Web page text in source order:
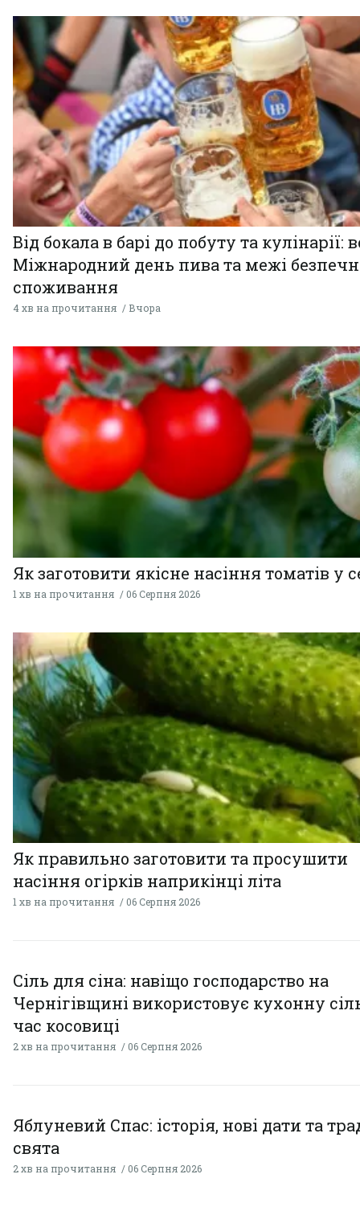
Від бокала в барі до побуту та кулінарії:
Міжнародний день пива та межі
споживання
4 хв на прочитання Вчора
Як заготовити якісне насіння томатів у
1 хв на прочитання 06 Серпня 2026
Як правильно заготовити та просушити
насіння огірків наприкінці літа
1 хв на прочитання 06 Серпня 2026
Сіль для сіна: навіщо господарство на
Чернігівщині використовує кухонну
час косовиці
2 хв на прочитання 06 Серпня 2026
Яблуневий Спас: історія, нові дати та
свята
2 хв на прочитання 06 Серпня 2026